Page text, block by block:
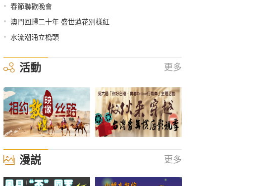
• 春節聯歡晚會
• 澳門回歸二十年 盛世蓮花別樣紅
• 水流潮涌立橋頭
活動 更多
漫説 更多